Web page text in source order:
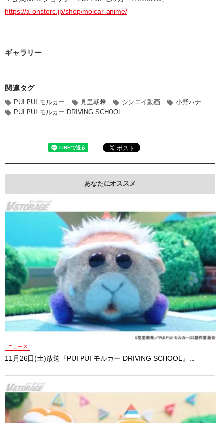
https://a-onstore.jp/shop/molcar-anime/
ギャラリー
関連タグ
PUI PUI モルカー 見里朝希 シンエイ動画
小野ハナ
PUI PUI モルカー DRIVING SCHOOL
あなたにオススメ
ニュース
11月26日(土)放送『PUI PUI モルカー DRIVING SCHOOL』...